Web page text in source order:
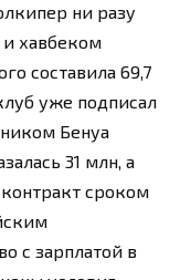
ни разу
и хавбеком
составила 69,7
уже подписал
Бенуа
31 млн, а
сроком
с зарплатой в